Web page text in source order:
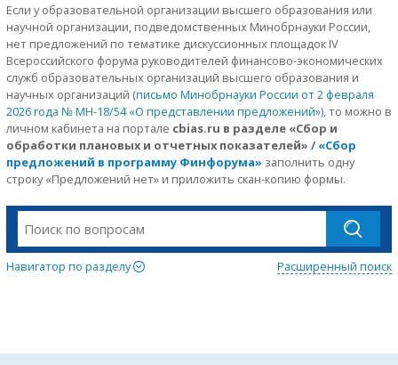
Если у образовательной организации высшего образования или
научной организации, подведомственных Минобрнауки России,
нет предложений по тематике дискуссионных площадок IV
Всероссийского форума руководителей финансово-экономических
служб образовательных организаций высшего образования и
научных организаций (письмо Минобрнауки России от 2 февраля
2026 года № МН-18/54 «О представлении предложений»), то можно в
личном кабинета на портале cbias.ru в разделе «Сбор и
обработки плановых и отчетных показателей» / «Сбор
предложений в программу Финфорума» заполнить одну
строку «Предложений нет» и приложить скан-копию формы.
Навигатор по разделу Расширенный поиск